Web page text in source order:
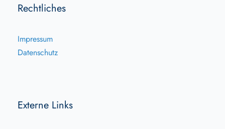
Rechtliches
Impressum
Datenschutz
Externe Links